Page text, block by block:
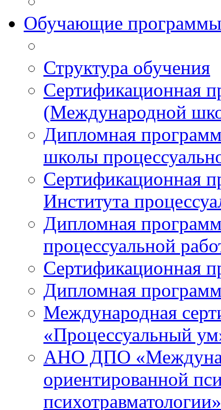
Обучающие программы
Структура обучения
Сертификационная
(Международной
Дипломная
школы
Сертификационная
Института
Дипломная
процессуальной
Сертификационная
Дипломная
Международная
«Процессуальный
АНО ДПО
ориентированной